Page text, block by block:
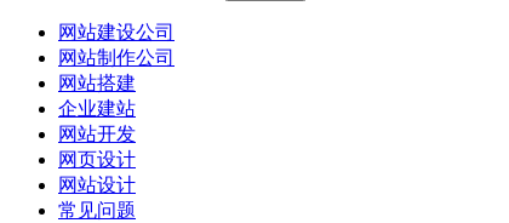
网站建设公司
网站制作公司
网站搭建
企业建站
网站开发
网页设计
网站设计
常见问题